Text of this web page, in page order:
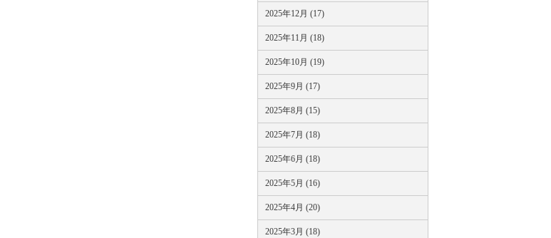
2025年12月 (17)
2025年11月 (18)
2025年10月 (19)
2025年9月 (17)
2025年8月 (15)
2025年7月 (18)
2025年6月 (18)
2025年5月 (16)
2025年4月 (20)
2025年3月 (18)